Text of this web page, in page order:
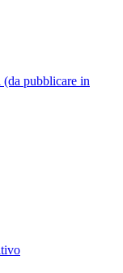
pubblicare in